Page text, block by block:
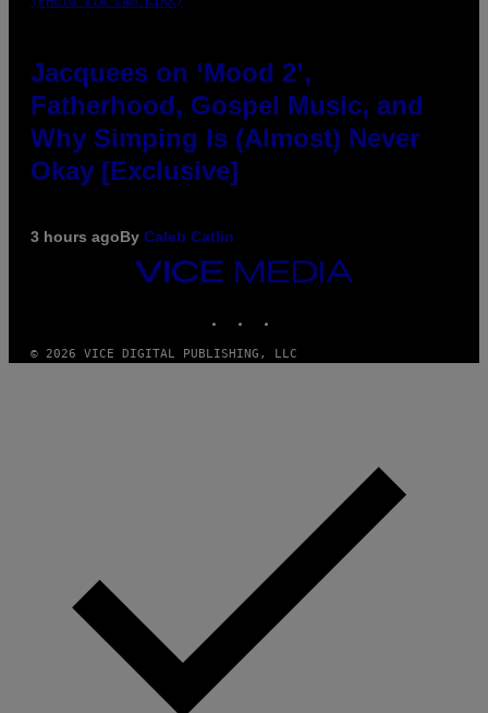
Jacquees on ‘Mood 2’,
Fatherhood, Gospel Music, and
Why Simping Is (Almost) Never
Okay [Exclusive]
3 hours agoBy Caleb Catlin
VICE
MEDIA
© 2026 VICE DIGITAL PUBLISHING, LLC